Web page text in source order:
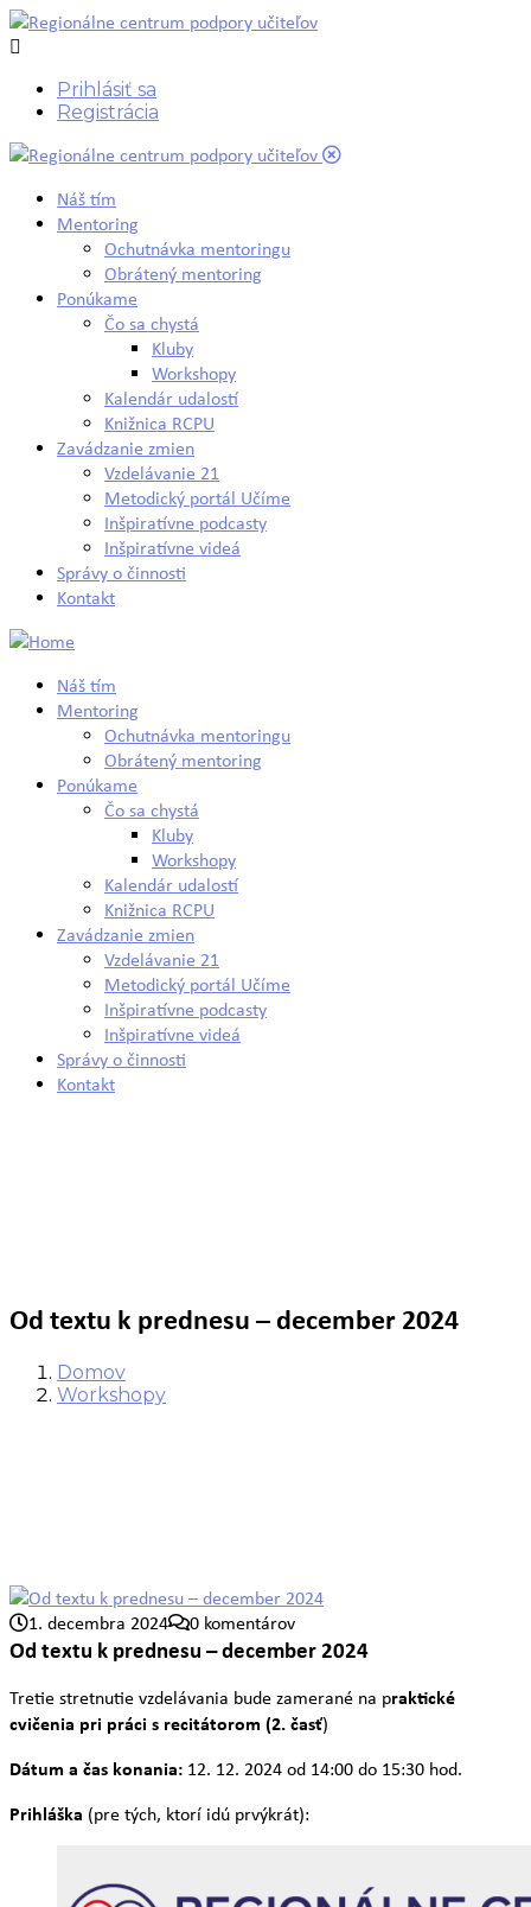
Prihlásiť sa
Registrácia
Náš tím
Mentoring
Ochutnávka mentoringu
Obrátený mentoring
Ponúkame
Čo sa chystá
Kluby
Workshopy
Kalendár udalostí
Knižnica RCPU
Zavádzanie zmien
Vzdelávanie 21
Metodický portál Učíme
Inšpiratívne podcasty
Inšpiratívne videá
Správy o činnosti
Kontakt
Náš tím
Mentoring
Ochutnávka mentoringu
Obrátený mentoring
Ponúkame
Čo sa chystá
Kluby
Workshopy
Kalendár udalostí
Knižnica RCPU
Zavádzanie zmien
Vzdelávanie 21
Metodický portál Učíme
Inšpiratívne podcasty
Inšpiratívne videá
Správy o činnosti
Kontakt
Od textu k prednesu – december 2024
Domov
Workshopy
1. decembra 2024 0 komentárov
Od textu k prednesu – december 2024
Tretie stretnutie vzdelávania bude zamerané na praktické
cvičenia pri práci s recitátorom (2. časť)
Dátum a čas konania: 12. 12. 2024 od 14:00 do 15:30 hod.
Prihláška (pre tých, ktorí idú prvýkrát):